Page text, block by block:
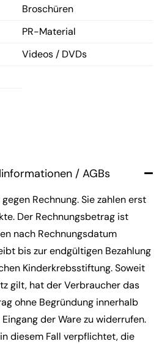
Broschüren
PR-Material
Videos / DVDs
/ AGBs
Rechnung. Sie zahlen erst
Der Rechnungsbetrag ist
nach Rechnungsdatum
bis zur endgültigen Bezahlung
Kinderkrebsstiftung. Soweit
gilt, hat der Verbraucher das
ohne Begründung innerhalb
der Ware zu widerrufen.
diesem Fall verpflichtet, die